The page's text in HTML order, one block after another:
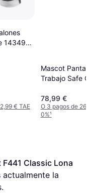
14349
€ TAE
Mascot
Trabajo Safe
Yellow Navy
78,99 €
O 3 pagos de
0%¹
Classic Lona
actualmente la